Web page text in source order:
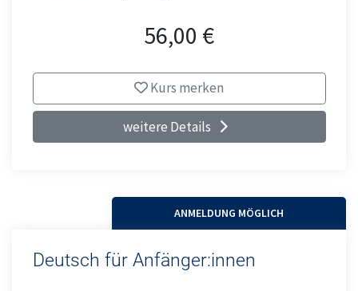
56,00 €
Kurs merken
weitere Details
ANMELDUNG MÖGLICH
Deutsch für Anfänger:innen